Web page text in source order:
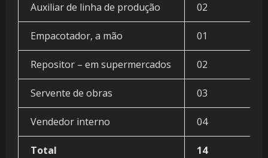
Auxiliar de linha de produção 02
Empacotador, a mão 01
Repositor – em supermercados 02
Servente de obras 03
Vendedor interno 04
Total 14